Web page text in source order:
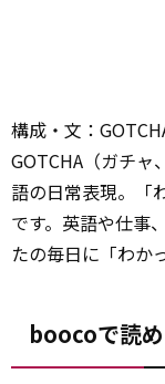
構成・文：
GOTCHA（ガチャ
語の日常表現。「
です。英語や仕事
たの毎日に「わか
boocoで読